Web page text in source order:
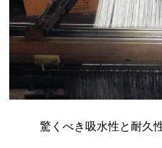
驚くべき吸水性と耐久